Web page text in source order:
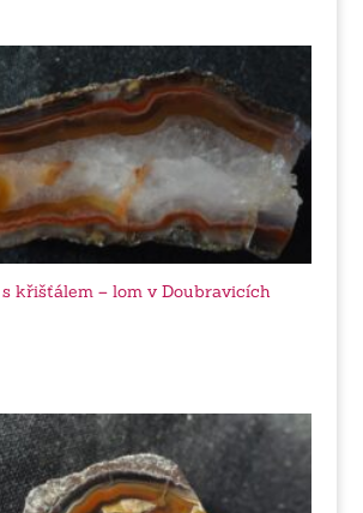
křišťálem – lom v Doubravicích